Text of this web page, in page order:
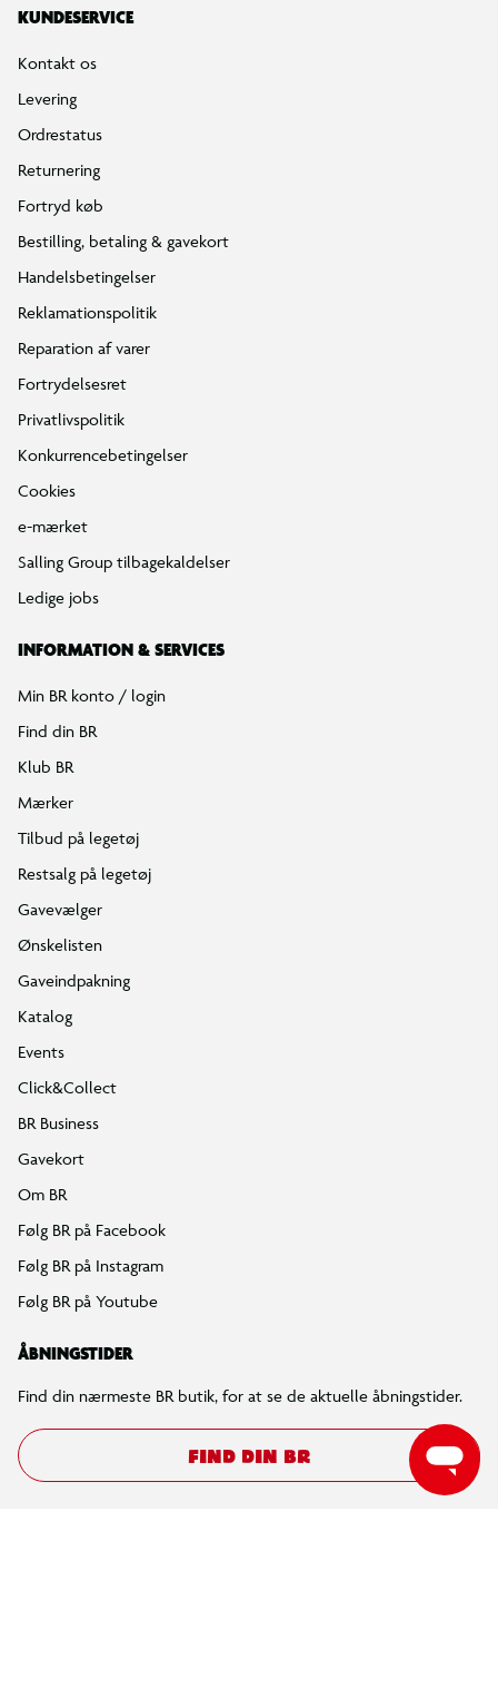
KUNDESERVICE
Kontakt os
Levering
Ordrestatus
Returnering
Fortryd køb
Bestilling, betaling & gavekort
Handelsbetingelser
Reklamationspolitik
Reparation af varer
Fortrydelsesret
Privatlivspolitik
Konkurrencebetingelser
Cookies
e-mærket
Salling Group tilbagekaldelser
Ledige jobs
INFORMATION & SERVICES
Min BR konto / login
Find din BR
Klub BR
Mærker
Tilbud på legetøj
Restsalg på legetøj
Gavevælger
Ønskelisten
Gaveindpakning
Katalog
Events
Click&Collect
BR Business
Gavekort
Om BR
Følg BR på Facebook
Følg BR på Instagram
Følg BR på Youtube
ÅBNINGSTIDER
Find din nærmeste BR butik, for at se de aktuelle åbningstider.
FIND DIN BR